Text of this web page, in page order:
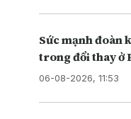
Sức mạnh đoàn
trong đổi thay ở
06-08-2026, 11:53